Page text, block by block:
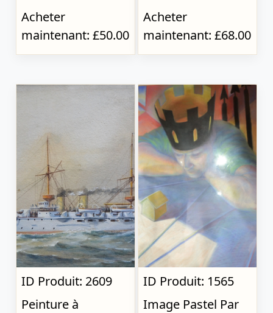
Acheter
maintenant: £50.00
Acheter
maintenant: £68.00
ID Produit: 2609
Peinture à
ID Produit: 1565
Image Pastel Par